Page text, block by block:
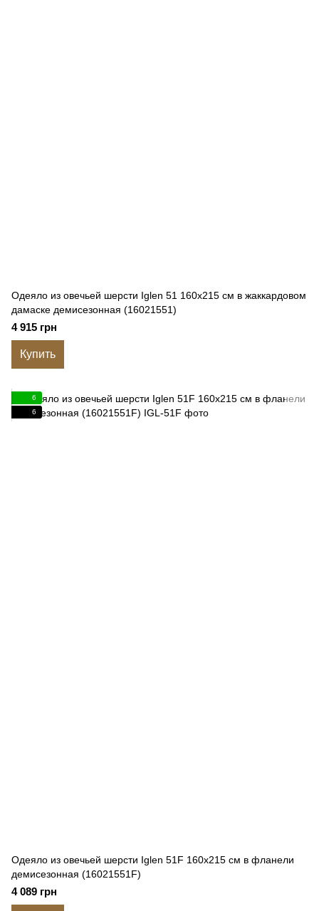
Одеяло из овечьей шерсти Iglen 51 160x215 см в жаккардовом
дамаске демисезонная (16021551)
4 915 грн
Купить
6
6
Одеяло из овечьей шерсти Iglen 51F 160x215 см в фланели
демисезонная (16021551F)
4 089 грн